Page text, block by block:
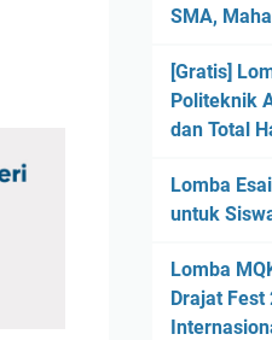
SMA,
[Gratis]
Politeknik
dan Total
Lomba
untuk
Lomba
Drajat Fest